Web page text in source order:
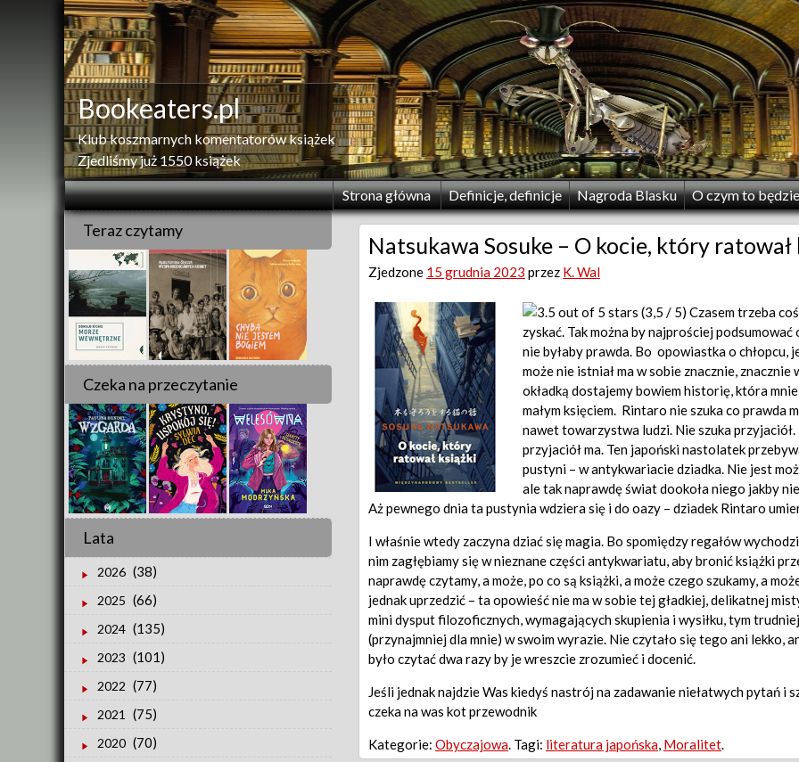
Bookeaters.pl
Klub koszmarnych komentatorów książek
Zjedliśmy już 1550 książek
Strona główna Definicje, definicje Nagroda Blasku O czym to będzie
Natsukawa Sosuke – O kocie, który ratował
Zjedzone 15 grudnia 2023 przez K. Wal
(3,5 / 5) Czasem trzeba
zyskać. Tak można by najprościej
nie byłaby prawda. Bo opowiastka o
może nie istniał ma w sobie znacznie,
okładką dostajemy bowiem historię, która
małym księciem. Rintaro nie szuka co prawda
nawet towarzystwa ludzi. Nie szuka
przyjaciół ma. Ten japoński nastolatek
pustyni – w antykwariacie dziadka. Nie jest
ale tak naprawdę świat dookoła niego jakby
Aż pewnego dnia ta pustynia wdziera się i do oazy – dziadek Rintaro
I właśnie wtedy zaczyna dziać się magia. Bo spomiędzy regałów
nim zagłębiamy się w nieznane części antykwariatu, aby bronić książki
naprawdę czytamy, a może, po co są książki, a może czego szukamy, a
jednak uprzedzić – ta opowieść nie ma w sobie tej gładkiej, delikatnej
mini dysput filozoficznych, wymagających skupienia i wysiłku, tym
(przynajmniej dla mnie) w swoim wyrazie. Nie czytało się tego ani lekko,
było czytać dwa razy by je wreszcie zrozumieć i docenić.
Jeśli jednak najdzie Was kiedyś nastrój na zadawanie niełatwych pytań i
czeka na was kot przewodnik
Kategorie: Obyczajowa . Tagi: literatura japońska Moralitet
Teraz czytamy
Czeka na przeczytanie
Lata
2026 (38)
2025 (66)
2024 (135)
2023 (101)
2022 (77)
2021 (75)
2020 (70)